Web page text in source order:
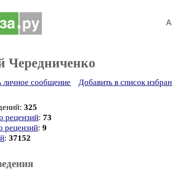
личное сообщение Добавить в список
325
рецензий: 73
рецензий: 9
: 37152